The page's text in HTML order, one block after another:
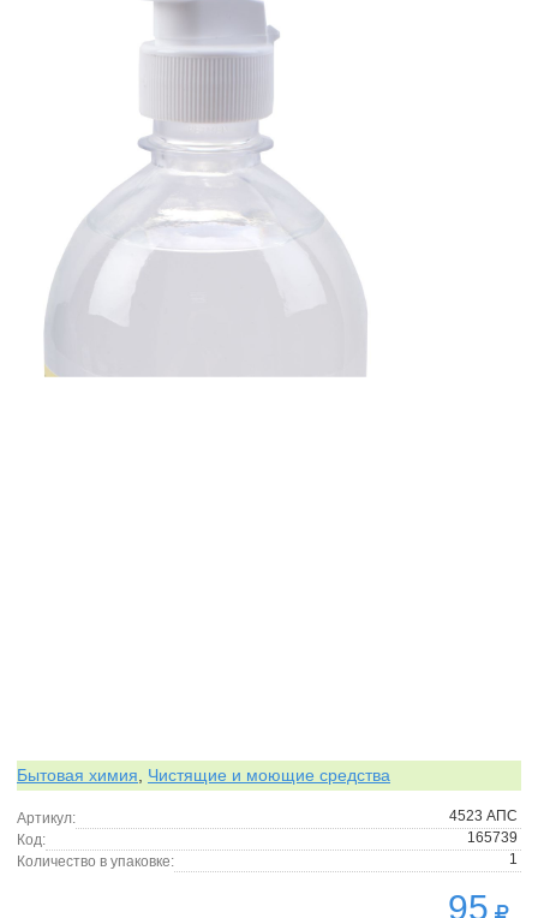
Бытовая химия Чистящие и моющие средства
Артикул:
4523 АПС
Код:
165739
Количество в упаковке:
1
95